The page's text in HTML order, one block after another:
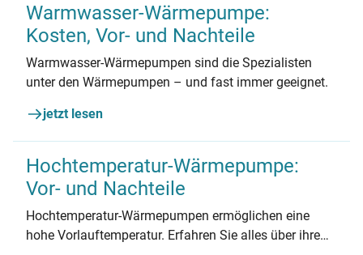
Warmwasser-Wärmepumpe:
Kosten, Vor- und Nachteile
Warmwasser-Wärmepumpen sind die Spezialisten
unter den Wärmepumpen – und fast immer geeignet.
jetzt lesen
Hochtemperatur-Wärmepumpe:
Vor- und Nachteile
Hochtemperatur-Wärmepumpen ermöglichen eine
hohe Vorlauftemperatur. Erfahren Sie alles über ihre